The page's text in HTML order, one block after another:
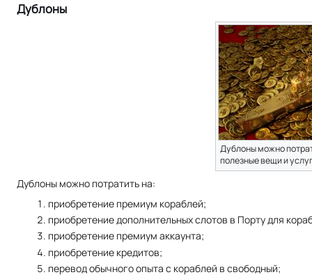
Дублоны
Дублоны можно
полезные вещи и
Дублоны можно потратить на:
приобретение премиум кораблей;
приобретение дополнительных слотов в Порту для
приобретение премиум аккаунта;
приобретение кредитов;
перевод обычного опыта с кораблей в свободный;